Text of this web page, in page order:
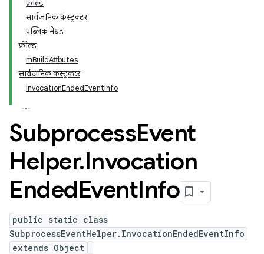
फ़ील्ड
सार्वजनिक कंस्ट्रक्टर
पब्लिक मेथड
फ़ील्ड
mBuildAttributes
सार्वजनिक कंस्ट्रक्टर
InvocationEndedEventInfo
SubprocessEvent
Helper.Invocation
EndedEventInfo
public static class
SubprocessEventHelper.InvocationEndedEventInfo
extends Object